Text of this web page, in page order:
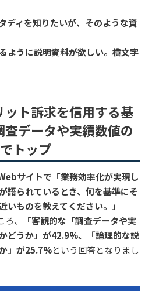
ディを知りたいが、そのような資
ように説明資料が欲しい。横文字
ト訴求を信用する基
データや実績数値の
トップ
サイトで「業務効率化が実現し
語られているとき、何を基準にそ
いものを教えてください。」
、
「客観的な「調査データや実
どうか」が42.9%、「論理的な説
」が25.7%という回答となりまし